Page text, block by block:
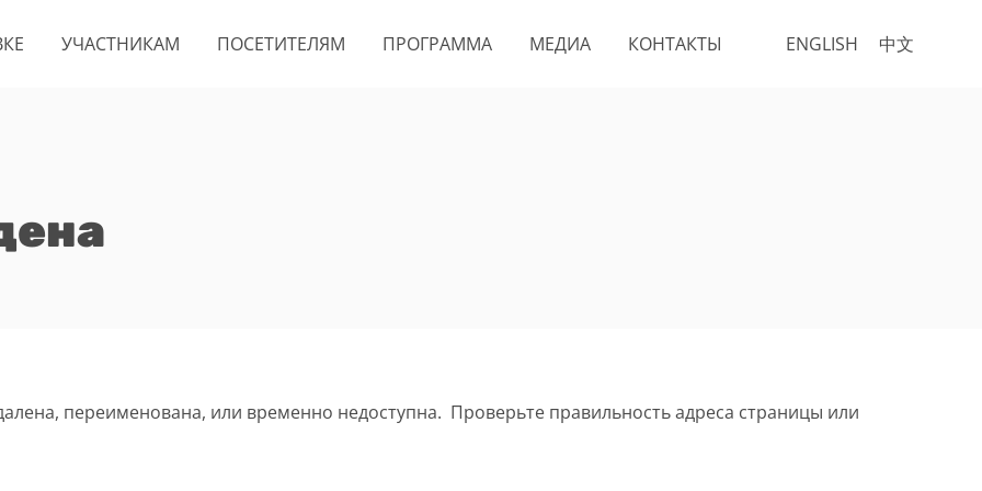
ENGLISH 中文
УЧАСТНИКАМ ПОСЕТИТЕЛЯМ ПРОГРАММА МЕДИА КОНТАКТЫ
переименована, или временно недоступна. Проверьте правильность адреса страницы или